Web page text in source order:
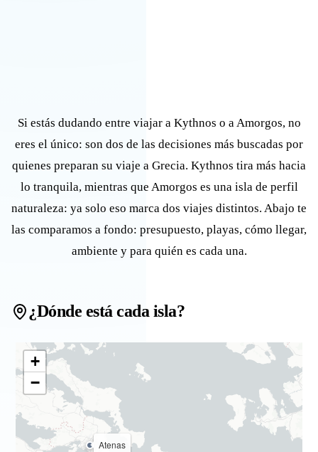
Si estás dudando entre viajar a Kythnos o a Amorgos, no
eres el único: son dos de las decisiones más buscadas por
quienes preparan su viaje a Grecia. Kythnos tira más hacia
lo tranquila, mientras que Amorgos es una isla de perfil
naturaleza: ya solo eso marca dos viajes distintos. Abajo te
las comparamos a fondo: presupuesto, playas, cómo llegar,
ambiente y para quién es cada una.
¿Dónde está cada isla?
Atenas
+
−